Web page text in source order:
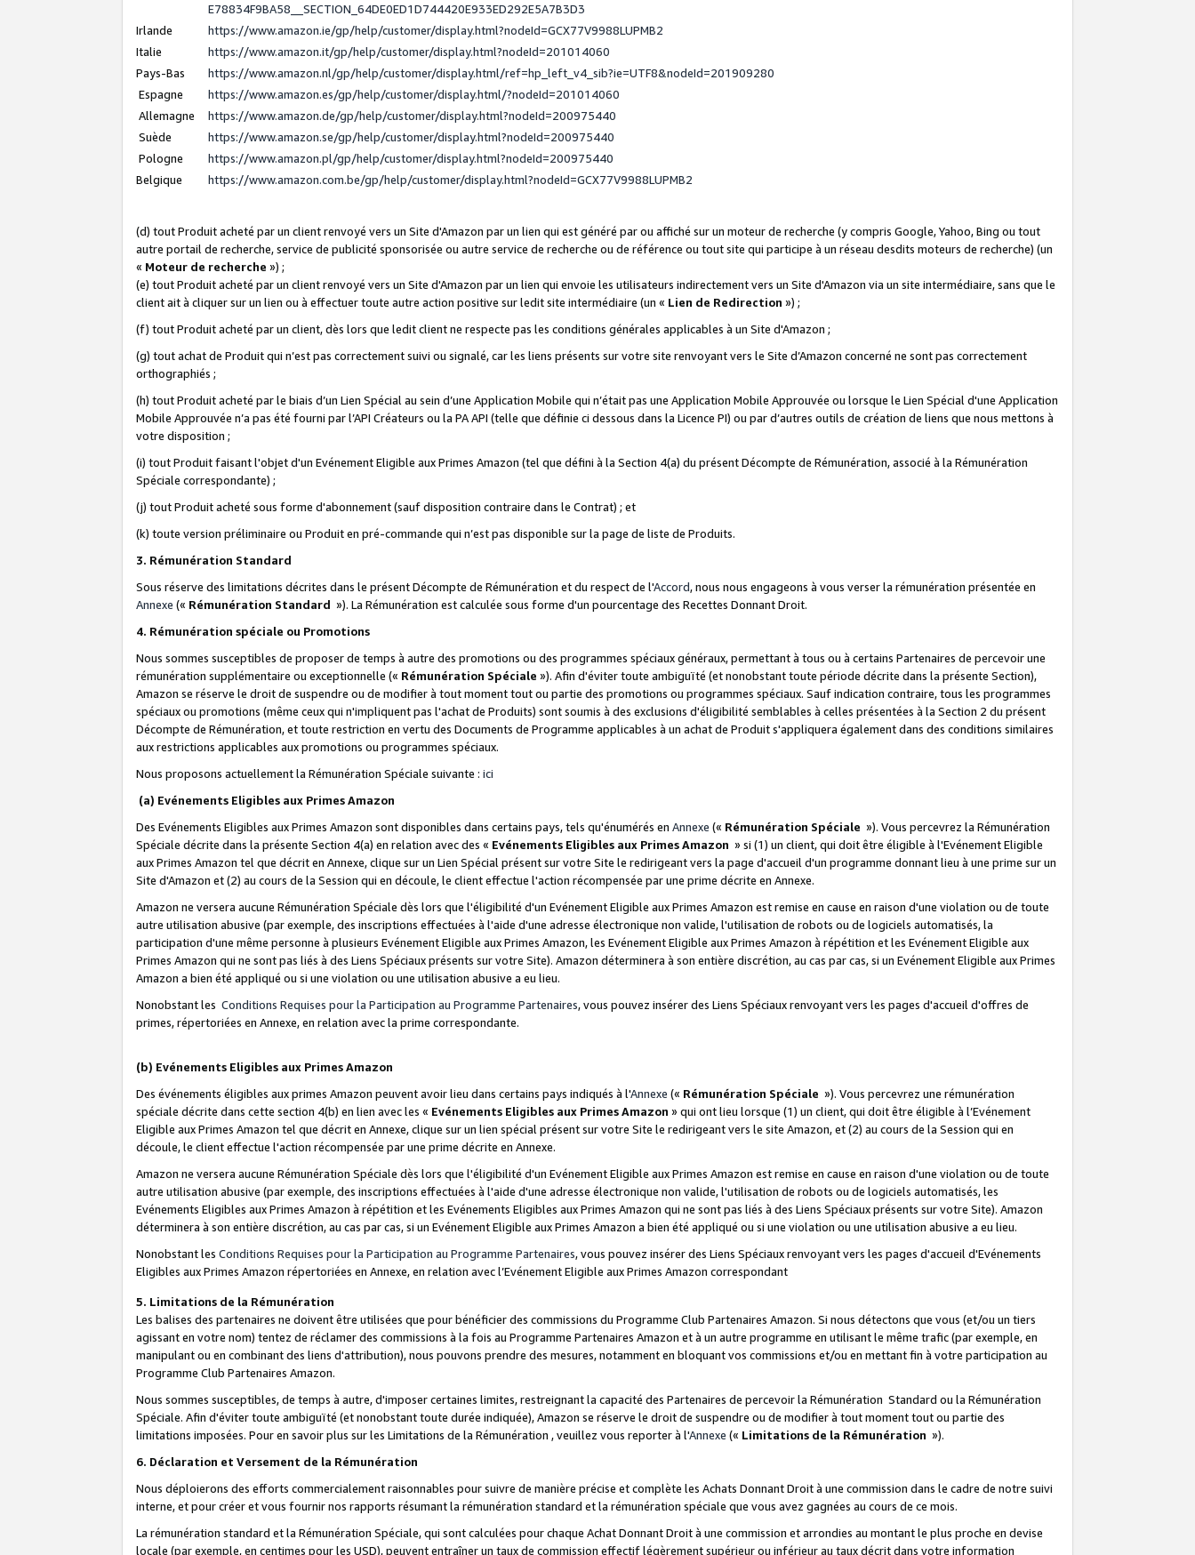
E78834F9BA58__SECTION_64DE0ED1D744420E933ED292E5A7B3D3
Irlande
https://www.amazon.ie/gp/help/customer/display.html?nodeId=GCX77V9988LUPMB2
Italie
https://www.amazon.it/gp/help/customer/display.html?nodeId=201014060
Pays-Bas
https://www.amazon.nl/gp/help/customer/display.html/ref=hp_left_v4_sib?ie=UTF8&nodeId=201909280
Espagne
https://www.amazon.es/gp/help/customer/display.html/?nodeId=201014060
Allemagne
https://www.amazon.de/gp/help/customer/display.html?nodeId=200975440
Suède
https://www.amazon.se/gp/help/customer/display.html?nodeId=200975440
Pologne
https://www.amazon.pl/gp/help/customer/display.html?nodeId=200975440
Belgique
https://www.amazon.com.be/gp/help/customer/display.html?nodeId=GCX77V9988LUPMB2
(d) tout Produit acheté par un client renvoyé vers un Site d'Amazon par un lien qui est généré par ou affiché sur un moteur de recherche (y compris Google, Yahoo, Bing ou tout
autre portail de recherche, service de publicité sponsorisée ou autre service de recherche ou de référence ou tout site qui participe à un réseau desdits moteurs de recherche) (un
« Moteur de recherche ») ;
(e) tout Produit acheté par un client renvoyé vers un Site d'Amazon par un lien qui envoie les utilisateurs indirectement vers un Site d'Amazon via un site intermédiaire, sans que le
client ait à cliquer sur un lien ou à effectuer toute autre action positive sur ledit site intermédiaire (un « Lien de Redirection ») ;
(f) tout Produit acheté par un client, dès lors que ledit client ne respecte pas les conditions générales applicables à un Site d'Amazon ;
(g) tout achat de Produit qui n’est pas correctement suivi ou signalé, car les liens présents sur votre site renvoyant vers le Site d’Amazon concerné ne sont pas correctement
orthographiés ;
(h) tout Produit acheté par le biais d’un Lien Spécial au sein d’une Application Mobile qui n’était pas une Application Mobile Approuvée ou lorsque le Lien Spécial d'une Application
Mobile Approuvée n’a pas été fourni par l’API Créateurs ou la PA API (telle que définie ci dessous dans la Licence PI) ou par d’autres outils de création de liens que nous mettons à
votre disposition ;
(i) tout Produit faisant l'objet d'un Evénement Eligible aux Primes Amazon (tel que défini à la Section 4(a) du présent Décompte de Rémunération, associé à la Rémunération
Spéciale correspondante) ;
(j) tout Produit acheté sous forme d'abonnement (sauf disposition contraire dans le Contrat) ; et
(k) toute version préliminaire ou Produit en pré-commande qui n’est pas disponible sur la page de liste de Produits.
3. Rémunération Standard
Sous réserve des limitations décrites dans le présent Décompte de Rémunération et du respect de l'Accord, nous nous engageons à vous verser la rémunération présentée en
Annexe (« Rémunération Standard »). La Rémunération est calculée sous forme d'un pourcentage des Recettes Donnant Droit.
4. Rémunération spéciale ou Promotions
Nous sommes susceptibles de proposer de temps à autre des promotions ou des programmes spéciaux généraux, permettant à tous ou à certains Partenaires de percevoir une
rémunération supplémentaire ou exceptionnelle (« Rémunération Spéciale »). Afin d'éviter toute ambiguïté (et nonobstant toute période décrite dans la présente Section),
Amazon se réserve le droit de suspendre ou de modifier à tout moment tout ou partie des promotions ou programmes spéciaux. Sauf indication contraire, tous les programmes
spéciaux ou promotions (même ceux qui n'impliquent pas l'achat de Produits) sont soumis à des exclusions d'éligibilité semblables à celles présentées à la Section 2 du présent
Décompte de Rémunération, et toute restriction en vertu des Documents de Programme applicables à un achat de Produit s'appliquera également dans des conditions similaires
aux restrictions applicables aux promotions ou programmes spéciaux.
Nous proposons actuellement la Rémunération Spéciale suivante : ici
(a) Evénements Eligibles aux Primes Amazon
Des Evénements Eligibles aux Primes Amazon sont disponibles dans certains pays, tels qu'énumérés en Annexe (« Rémunération Spéciale »). Vous percevrez la Rémunération
Spéciale décrite dans la présente Section 4(a) en relation avec des « Evénements Eligibles aux Primes Amazon » si (1) un client, qui doit être éligible à l'Evénement Eligible
aux Primes Amazon tel que décrit en Annexe, clique sur un Lien Spécial présent sur votre Site le redirigeant vers la page d'accueil d'un programme donnant lieu à une prime sur un
Site d'Amazon et (2) au cours de la Session qui en découle, le client effectue l'action récompensée par une prime décrite en Annexe.
Amazon ne versera aucune Rémunération Spéciale dès lors que l'éligibilité d'un Evénement Eligible aux Primes Amazon est remise en cause en raison d'une violation ou de toute
autre utilisation abusive (par exemple, des inscriptions effectuées à l'aide d'une adresse électronique non valide, l'utilisation de robots ou de logiciels automatisés, la
participation d'une même personne à plusieurs Evénement Eligible aux Primes Amazon, les Evénement Eligible aux Primes Amazon à répétition et les Evénement Eligible aux
Primes Amazon qui ne sont pas liés à des Liens Spéciaux présents sur votre Site). Amazon déterminera à son entière discrétion, au cas par cas, si un Evénement Eligible aux Primes
Amazon a bien été appliqué ou si une violation ou une utilisation abusive a eu lieu.
Nonobstant les Conditions Requises pour la Participation au Programme Partenaires, vous pouvez insérer des Liens Spéciaux renvoyant vers les pages d'accueil d'offres de
primes, répertoriées en Annexe, en relation avec la prime correspondante.
(b) Evénements Eligibles aux Primes Amazon
Des événements éligibles aux primes Amazon peuvent avoir lieu dans certains pays indiqués à l'Annexe (« Rémunération Spéciale »). Vous percevrez une rémunération
spéciale décrite dans cette section 4(b) en lien avec les « Evénements Eligibles aux Primes Amazon » qui ont lieu lorsque (1) un client, qui doit être éligible à l’Evénement
Eligible aux Primes Amazon tel que décrit en Annexe, clique sur un lien spécial présent sur votre Site le redirigeant vers le site Amazon, et (2) au cours de la Session qui en
découle, le client effectue l'action récompensée par une prime décrite en Annexe.
Amazon ne versera aucune Rémunération Spéciale dès lors que l'éligibilité d'un Evénement Eligible aux Primes Amazon est remise en cause en raison d'une violation ou de toute
autre utilisation abusive (par exemple, des inscriptions effectuées à l'aide d'une adresse électronique non valide, l'utilisation de robots ou de logiciels automatisés, les
Evénements Eligibles aux Primes Amazon à répétition et les Evénements Eligibles aux Primes Amazon qui ne sont pas liés à des Liens Spéciaux présents sur votre Site). Amazon
déterminera à son entière discrétion, au cas par cas, si un Evénement Eligible aux Primes Amazon a bien été appliqué ou si une violation ou une utilisation abusive a eu lieu.
Nonobstant les Conditions Requises pour la Participation au Programme Partenaires, vous pouvez insérer des Liens Spéciaux renvoyant vers les pages d'accueil d'Evénements
Eligibles aux Primes Amazon répertoriées en Annexe, en relation avec l’Evénement Eligible aux Primes Amazon correspondant
5. Limitations de la Rémunération
Les balises des partenaires ne doivent être utilisées que pour bénéficier des commissions du Programme Club Partenaires Amazon. Si nous détectons que vous (et/ou un tiers
agissant en votre nom) tentez de réclamer des commissions à la fois au Programme Partenaires Amazon et à un autre programme en utilisant le même trafic (par exemple, en
manipulant ou en combinant des liens d'attribution), nous pouvons prendre des mesures, notamment en bloquant vos commissions et/ou en mettant fin à votre participation au
Programme Club Partenaires Amazon.
Nous sommes susceptibles, de temps à autre, d'imposer certaines limites, restreignant la capacité des Partenaires de percevoir la Rémunération Standard ou la Rémunération
Spéciale. Afin d'éviter toute ambiguïté (et nonobstant toute durée indiquée), Amazon se réserve le droit de suspendre ou de modifier à tout moment tout ou partie des
limitations imposées. Pour en savoir plus sur les Limitations de la Rémunération , veuillez vous reporter à l'Annexe (« Limitations de la Rémunération »).
6. Déclaration et Versement de la Rémunération
Nous déploierons des efforts commercialement raisonnables pour suivre de manière précise et complète les Achats Donnant Droit à une commission dans le cadre de notre suivi
interne, et pour créer et vous fournir nos rapports résumant la rémunération standard et la rémunération spéciale que vous avez gagnées au cours de ce mois.
La rémunération standard et la Rémunération Spéciale, qui sont calculées pour chaque Achat Donnant Droit à une commission et arrondies au montant le plus proche en devise
locale (par exemple, en centimes pour les USD), peuvent entraîner un taux de commission effectif légèrement supérieur ou inférieur au taux décrit dans votre information